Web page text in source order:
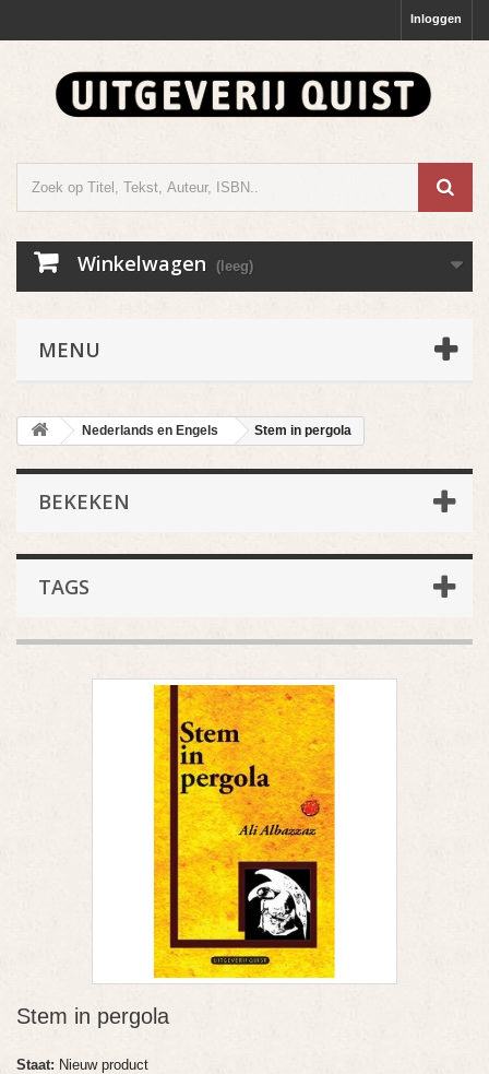
Inloggen
Winkelwagen (leeg)
MENU
Nederlands en Engels Stem in pergola
BEKEKEN
TAGS
Stem in pergola
Staat: Nieuw product